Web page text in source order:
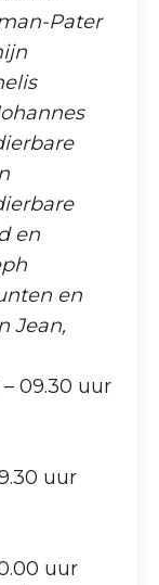
Pater
en
en
Jean,
09.30 uur
uur
uur